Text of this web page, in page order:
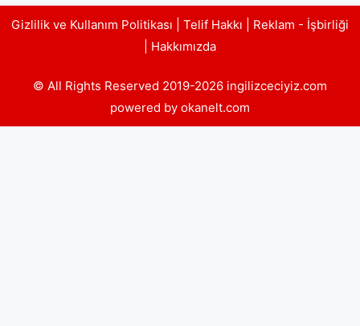
Gizlilik ve Kullanım Politikası Telif Hakkı
Reklam - İşbirliği
Hakkımızda
© All Rights Reserved 2019-2026 ingilizceciyiz.com
powered by okanelt.com